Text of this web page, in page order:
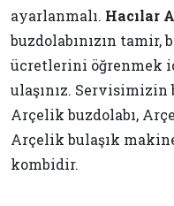
ayarlanmalı. Hacılar
buzdolabınızın tamir,
ücretlerini öğrenmek
ulaşınız. Servisimizin
Arçelik buzdolabı,
Arçelik bulaşık
kombidir.